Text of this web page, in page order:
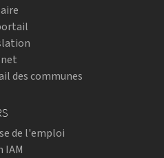
des communes
de l'emploi
IAM